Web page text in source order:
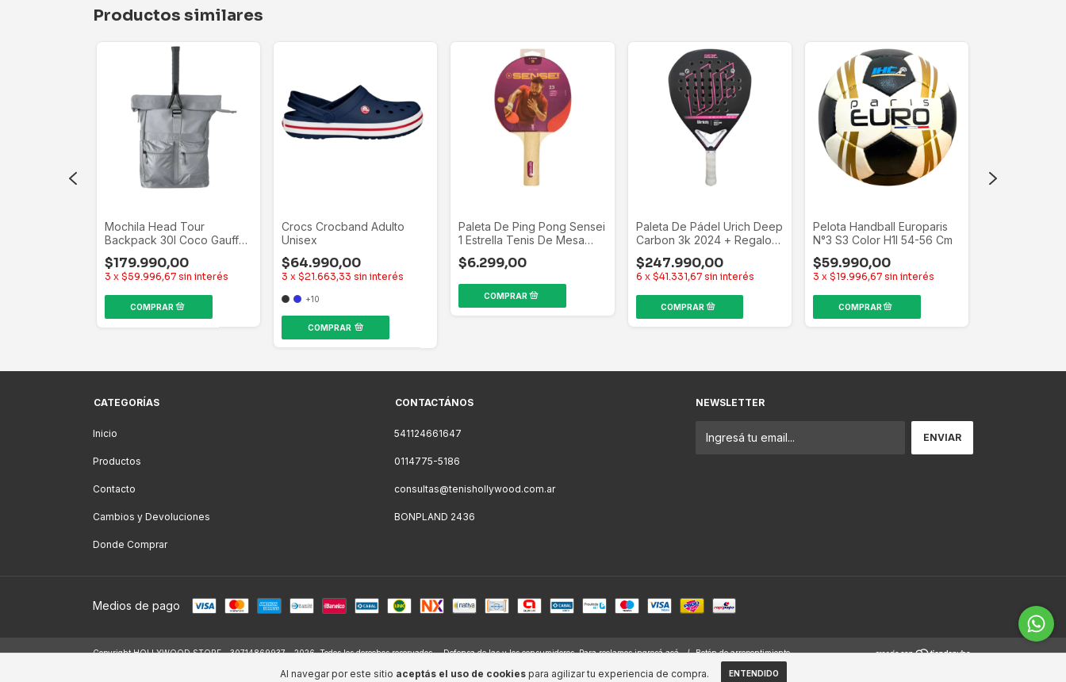
Al navegar por este sitio aceptás el uso de cookiespara agilizar tu experiencia de compra. ENTENDIDO
Productos similares
Mochila Head Tour
Backpack 30l Coco Gauff
$179.990,00
3 x $59.996,67 sin interés
Crocs Crocband Adulto
Unisex
$64.990,00
3 x$21.663,33 sin interés
+10
COMPRAR
Paleta De Ping Pong Sensei
1 Estrella Tenis De Mesa
$6.299,00
Paleta De Pádel Urich Deep
Carbon 3k 2024 + Regalo
$247.990,00
6 x $41.331,67 sin interés
Pelota Handball Europaris
N°3 S3 Color H1l 54-56 Cm
$59.990,00
3 x $19.996,67 sin interés
CATEGORÍAS
Inicio
Productos
Contacto
Cambios y Devoluciones
Donde Comprar
CONTACTÁNOS
541124661647
0114775-5186
consultas@tenishollywood.com.ar
BONPLAND 2436
NEWSLETTER
Medios de pago
Copyright HOLLYWOOD STORE - 30714869937 - 2026. Todos los derechos reservados. Defensa de las y los consumidores. Para reclamos ingresá acá. / Botón de arrepentimiento